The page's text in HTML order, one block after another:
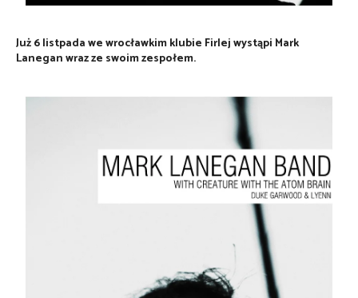
Już 6 listpada we wrocławkim klubie Firlej wystąpi Mark
Lanegan wraz ze swoim zespołem.